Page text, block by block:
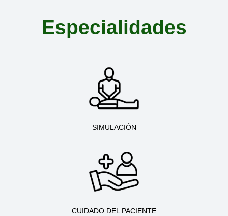
Especialidades
SIMULACIÓN
CUIDADO DEL PACIENTE